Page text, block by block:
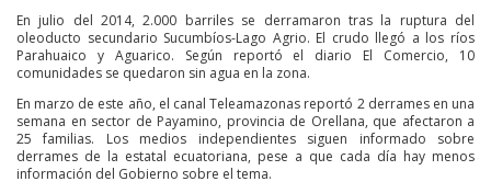
En julio del 2014, 2.000 barriles se derramaron tras la ruptura del
oleoducto secundario Sucumbíos-Lago Agrio. El crudo llegó a los ríos
Parahuaico y Aguarico. Según reportó el diario El Comercio, 10
comunidades se quedaron sin agua en la zona.
En marzo de este año, el canal Teleamazonas reportó 2 derrames en una
semana en sector de Payamino, provincia de Orellana, que afectaron a
25 familias. Los medios independientes siguen informado sobre
derrames de la estatal ecuatoriana, pese a que cada día hay menos
información del Gobierno sobre el tema.